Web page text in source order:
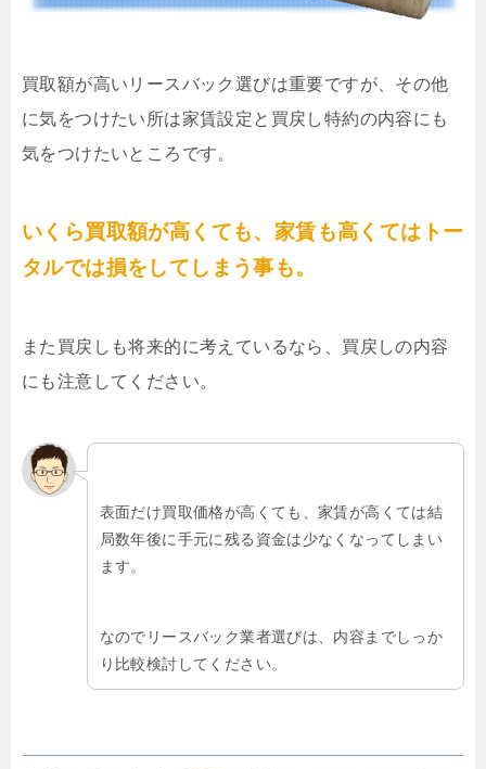
買取額が高いリースバック選びは重要ですが、その他
に気をつけたい所は家賃設定と買戻し特約の内容にも
気をつけたいところです。
いくら買取額が高くても、家賃も高くてはトー
タルでは損をしてしまう事も。
また買戻しも将来的に考えているなら、買戻しの内容
にも注意してください。
表面だけ買取価格が高くても、家賃が高くては結
局数年後に手元に残る資金は少なくなってしまい
ます。
なのでリースバック業者選びは、内容までしっか
り比較検討してください。